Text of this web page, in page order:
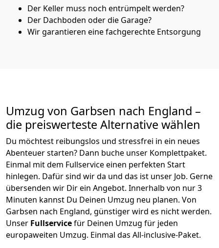
Der Keller muss noch entrümpelt werden?
Der Dachboden oder die Garage?
Wir garantieren eine fachgerechte Entsorgung
Umzug von Garbsen nach England –
die preiswerteste Alternative wählen
Du möchtest reibungslos und stressfrei in ein neues
Abenteuer starten? Dann buche unser Komplettpaket.
Einmal mit dem Fullservice einen perfekten Start
hinlegen. Dafür sind wir da und das ist unser Job. Gerne
übersenden wir Dir ein Angebot. Innerhalb von nur3
Minuten kannst Du Deinen Umzug neu planen. Von
Garbsen nach England, günstiger wird es nicht werden.
Unser Fullservicefür Deinen Umzug für jeden
europaweiten Umzug. Einmal das All-inclusive-Paket.